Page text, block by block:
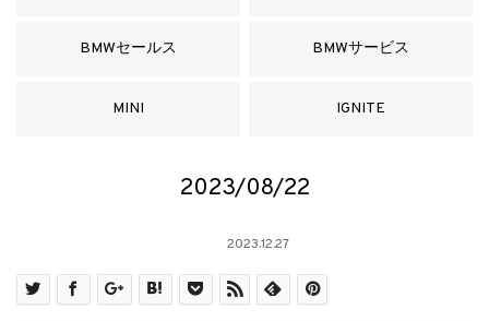
BMWセールス BMWサービス
MINI IGNITE
2023/08/22
2023.12.27